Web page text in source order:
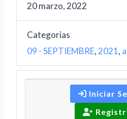
20 marzo, 2022
Categorias
09 - SEPTIEMBRE, 2021,
Iniciar